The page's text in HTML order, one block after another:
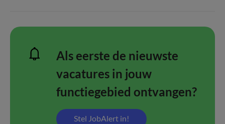
Als eerste de nieuwste
vacatures in jouw
functiegebied ontvangen?
Stel JobAlert in!